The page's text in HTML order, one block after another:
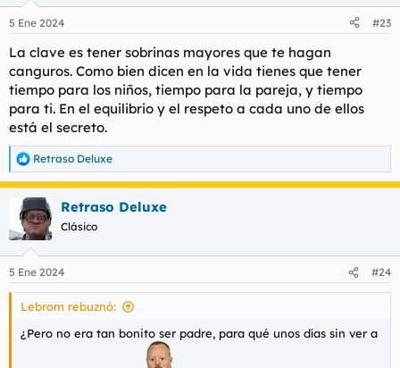
5 Ene 2024 #23
La clave es tener sobrinas mayores que te hagan
canguros. Como bien dicen en la vida tienes que tener
tiempo para los niños, tiempo para la pareja, y tiempo
para ti. En el equilibrio y el respeto a cada uno de ellos
está el secreto.
R
e
a
c
i
e
s
Retraso Deluxe
Retraso Deluxe
Clásico
5 Ene 2024 #24
Lebrom rebuznó:
¿Pero no era tan bonito ser padre, para qué unos días sin ver a